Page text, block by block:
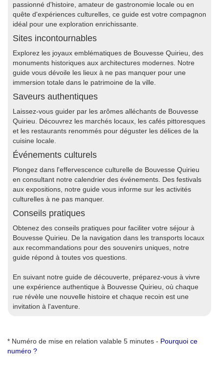
passionné d'histoire, amateur de gastronomie locale ou en
quête d'expériences culturelles, ce guide est votre compagnon
idéal pour une exploration enrichissante.
Sites incontournables
Explorez les joyaux emblématiques de Bouvesse Quirieu, des
monuments historiques aux architectures modernes. Notre
guide vous dévoile les lieux à ne pas manquer pour une
immersion totale dans le patrimoine de la ville.
Saveurs authentiques
Laissez-vous guider par les arômes alléchants de Bouvesse
Quirieu. Découvrez les marchés locaux, les cafés pittoresques
et les restaurants renommés pour déguster les délices de la
cuisine locale.
Événements culturels
Plongez dans l'effervescence culturelle de Bouvesse Quirieu
en consultant notre calendrier des événements. Des festivals
aux expositions, notre guide vous informe sur les activités
culturelles à ne pas manquer.
Conseils pratiques
Obtenez des conseils pratiques pour faciliter votre séjour à
Bouvesse Quirieu. De la navigation dans les transports locaux
aux recommandations pour des souvenirs uniques, notre
guide répond à toutes vos questions.
En suivant notre guide de découverte, préparez-vous à vivre
une expérience authentique à Bouvesse Quirieu, où chaque
rue révèle une nouvelle histoire et chaque recoin est une
invitation à l'aventure.
* Numéro de mise en relation valable 5 minutes - Pourquoi ce
numéro ?